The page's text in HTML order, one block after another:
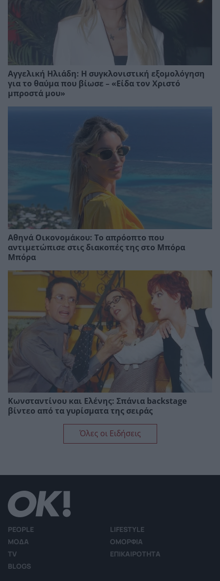
Αγγελική Ηλιάδη: Η συγκλονιστική εξομολόγηση
για το θαύμα που βίωσε – «Είδα τον Χριστό
μπροστά μου»
Αθηνά Οικονομάκου: Το απρόοπτο που
αντιμετώπισε στις διακοπές της στο Μπόρα
Μπόρα
Κωνσταντίνου και Ελένης: Σπάνια backstage
βίντεο από τα γυρίσματα της σειράς
Όλες οι Ειδήσεις
PEOPLE
LIFESTYLE
ΜΟΔΑ
ΟΜΟΡΦΙΑ
TV
ΕΠΙΚΑΙΡΟΤΗΤΑ
BLOGS